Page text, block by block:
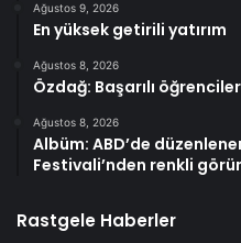
Ağustos 9, 2026
En yüksek getirili yatırım
Ağustos 8, 2026
Özdağ: Başarılı
Ağustos 8, 2026
Albüm: ABD’de
Festivali’nden renkli
Rastgele Haberler